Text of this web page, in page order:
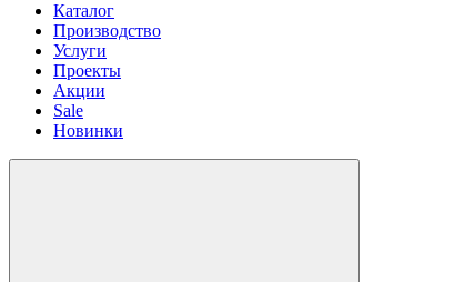
Каталог
Производство
Услуги
Проекты
Акции
Sale
Новинки